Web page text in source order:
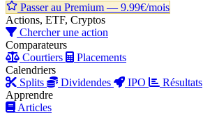
Passer au Premium — 9.99€/mois
Actions, ETF, Cryptos
Chercher une action
Comparateurs
Courtiers
Placements
Calendriers
Splits
Dividendes IPO
Résultats
Apprendre
Articles